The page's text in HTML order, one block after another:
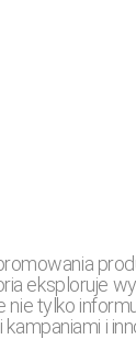
eksploruje
tylko
i